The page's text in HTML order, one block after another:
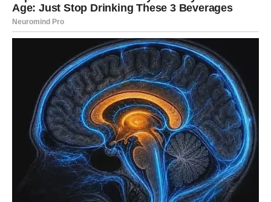
Neki će ostvariti poslovni uspjeh koji će ih izdvojiti od
drugih, dok će drugi doživjeti lično priznanje koje će im
vratiti vjeru u sebe.
Na poslovnom planu mogući su veoma pozitivni pomaci.
Projekti koji su dugo bili na čekanju počinju se razvijati u
pravom smjeru. Nadređeni ili poslovni saradnici konačno
će prepoznati vrijednost onoga što Strijelac donosi.
U ljubavi također dolazi period veće stabilnosti. Partner
će pokazati više pažnje i razumijevanja, dok slobodni
Strijelčevi mogu upoznati osobu koja će ih cijeniti upravo